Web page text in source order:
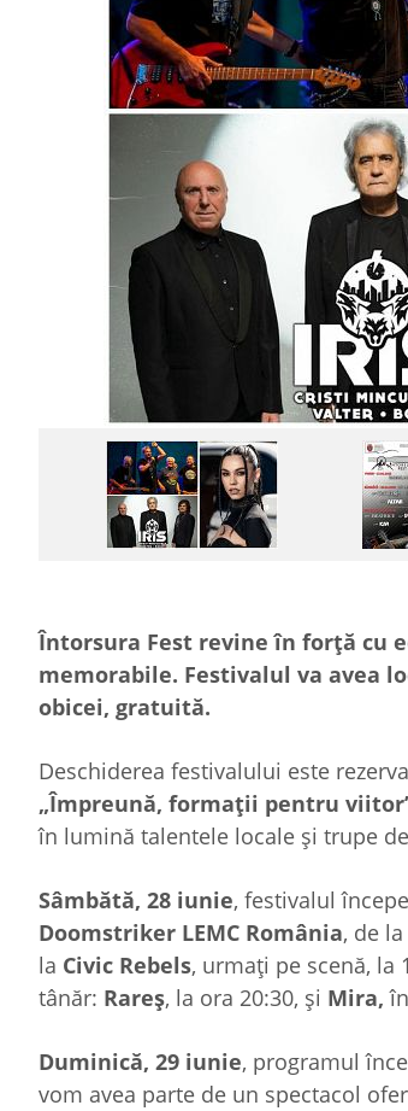
Întorsura Fest revine în forță cu
memorabile. Festivalul va avea
obicei, gratuită.
Deschiderea festivalului este
„Împreună, formații pentru
în lumină talentele locale și trupe
Sâmbătă, 28 iunie, festivalul
Doomstriker LEMC România, de
la Civic Rebels, urmați pe scenă, la
tânăr: Rareș, la ora 20:30, și Mira,
Duminică, 29 iunie, programul
vom avea parte de un spectacol